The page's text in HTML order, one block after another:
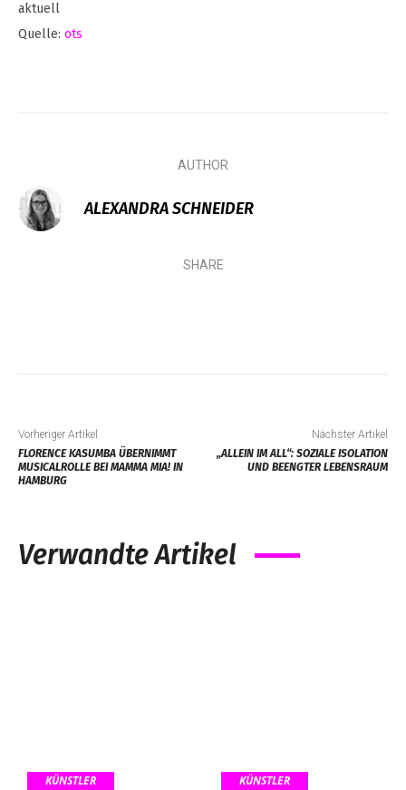
aktuell
Quelle: ots
AUTHOR
ALEXANDRA SCHNEIDER
SHARE
Vorheriger Artikel
FLORENCE KASUMBA ÜBERNIMMT
MUSICALROLLE BEI MAMMA MIA! IN
HAMBURG
Nächster Artikel
„ALLEIN IM ALL“: SOZIALE ISOLATION
UND BEENGTER LEBENSRAUM
Verwandte Artikel
KÜNSTLER KÜNSTLER